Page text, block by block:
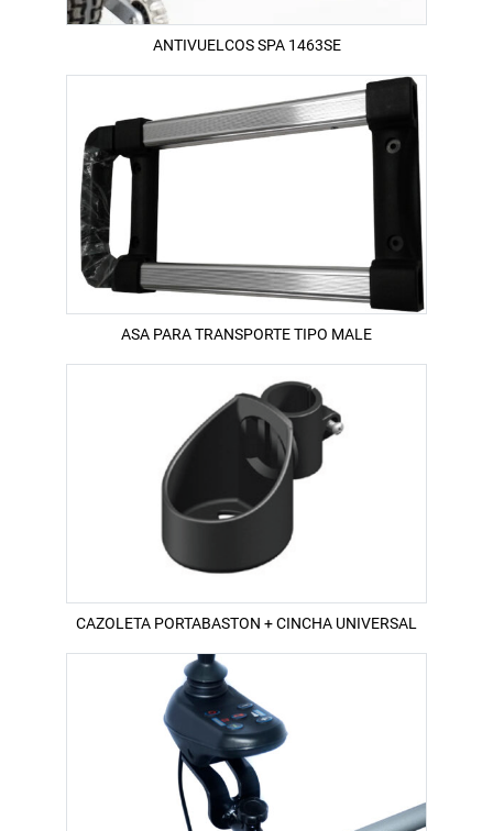
ANTIVUELCOS SPA 1463SE
ASA PARA TRANSPORTE TIPO MALE
CAZOLETA PORTABASTON + CINCHA UNIVERSAL